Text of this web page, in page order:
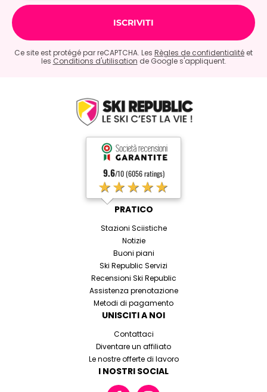
Ce site est protégé par reCAPTCHA. Les Règles de confidentialité et
les Conditions d'utilisation de Google s'appliquent.
9.6/10 (6056 ratings)
★★★★★
PRATICO
Stazioni Sciistiche
Notizie
Buoni piani
Ski Republic Servizi
Recensioni Ski Republic
Assistenza prenotazione
Metodi di pagamento
UNISCITI A NOI
Contattaci
Diventare un affiliato
Le nostre offerte di lavoro
I NOSTRI SOCIAL